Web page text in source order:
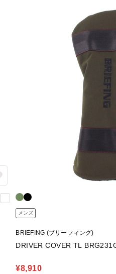
メンズ
BRIEFING (ブリーフィング)
DRIVER COVER TL
¥8,910